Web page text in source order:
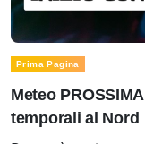
Prima Pagina
Meteo
temporali al Nord